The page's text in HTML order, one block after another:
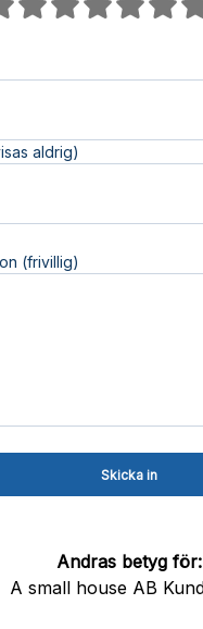
aldrig)
(frivillig)
Andras betyg för:
A small house AB